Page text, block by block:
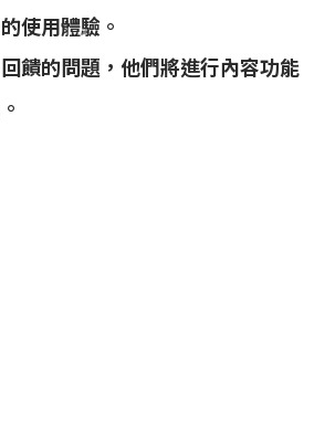
使用體驗。
饋的問題，他們將進行內容功能